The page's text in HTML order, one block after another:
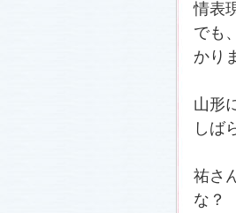
情表
でも
かり
山形
しば
祐さ
な？